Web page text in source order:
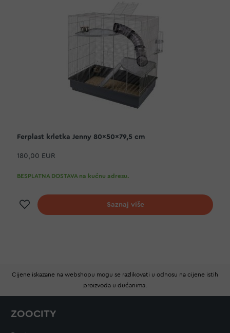
Ferplast krletka Jenny 80x50x79,5 cm
180,00 EUR
BESPLATNA DOSTAVA na kućnu adresu.
Saznaj više
Dodaj na listu želja
Cijene iskazane na webshopu mogu se razlikovati u odnosu na cijene istih
proizvoda u dućanima.
ZOOCITY